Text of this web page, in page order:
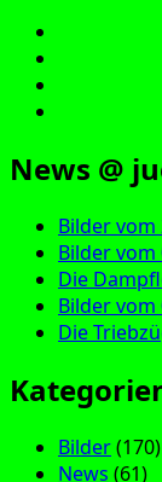
News @
Bilder vom
Bilder vom
Die
Bilder vom
Die
Bilder(170)
News (61)